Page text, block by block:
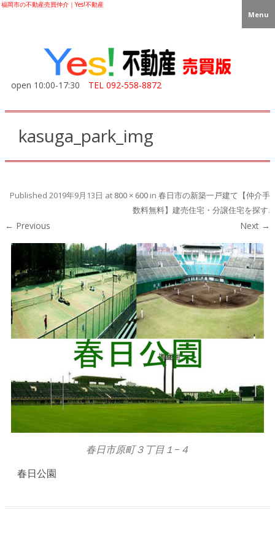
福岡市の不動産売買仲介｜Yes!不動産
open 10:00-17:30 TEL 092-558-8872
Menu
kasuga_park_img
Published 2019年9月13日 at 800 × 600 in 春日市の新築一戸建て【仲介手
数料無料】建売住宅・分譲住宅を探す.
← Previous Next →
春日市原町３丁目１−４
春日公園